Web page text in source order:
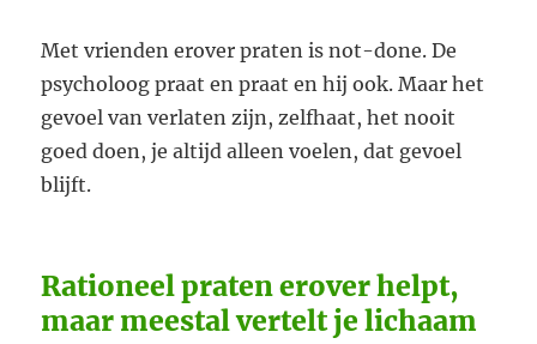
Met vrienden erover praten is not-done. De
psycholoog praat en praat en hij ook. Maar het
gevoel van verlaten zijn, zelfhaat, het nooit
goed doen, je altijd alleen voelen, dat gevoel
blijft.
Rationeel praten erover helpt,
maar meestal vertelt je lichaam